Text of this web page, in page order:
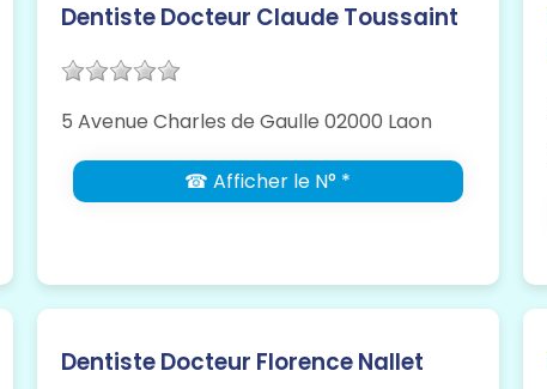
Dentiste Docteur Claude Toussaint
5 Avenue Charles de Gaulle 02000 Laon
☎ Afficher le N° *
Dentiste Docteur Florence Nallet